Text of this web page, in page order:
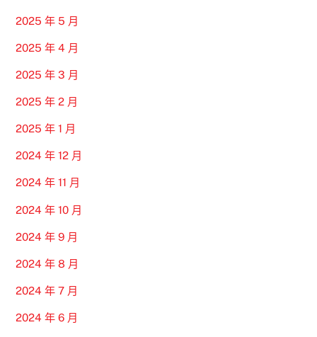
2025 年 5 月
2025 年 4 月
2025 年 3 月
2025 年 2 月
2025 年 1 月
2024 年 12 月
2024 年 11 月
2024 年 10 月
2024 年 9 月
2024 年 8 月
2024 年 7 月
2024 年 6 月